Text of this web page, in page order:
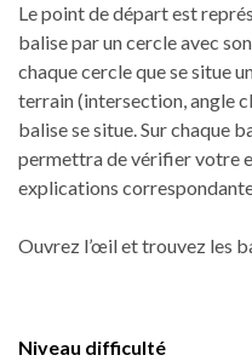
Le point de départ est
balise par un cercle avec
chaque cercle que se situe
terrain (intersection, angle
balise se situe. Sur chaque
permettra de vérifier votre
explications
Ouvrez l’œil et trouvez les
Niveau difficulté